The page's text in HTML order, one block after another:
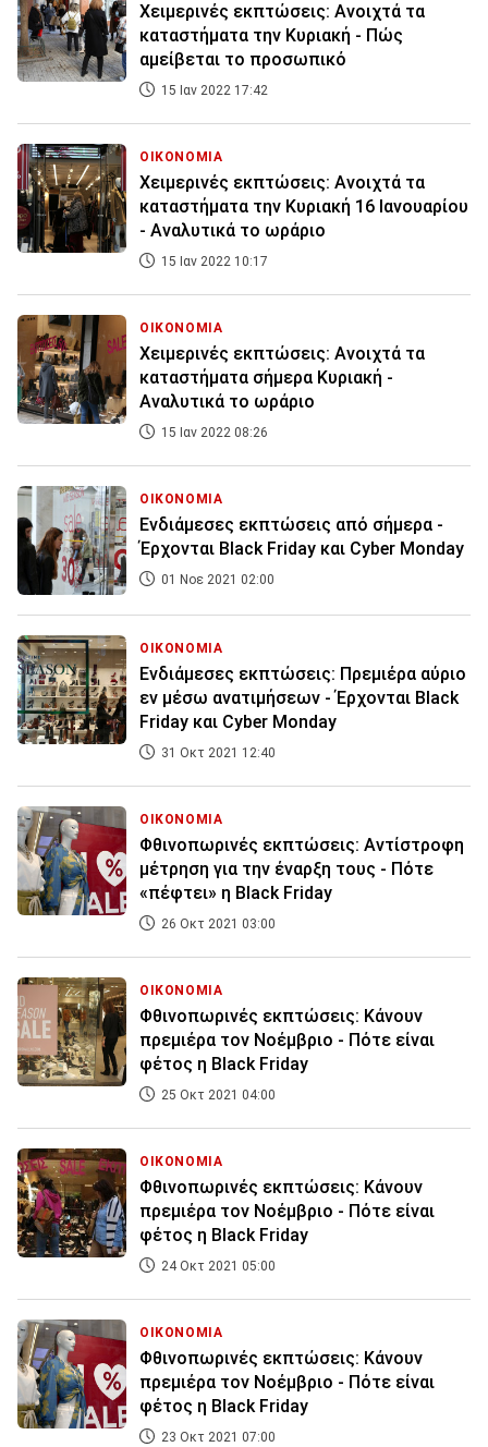
Χειμερινές εκπτώσεις: Ανοιχτά τα
καταστήματα την Κυριακή - Πώς
αμείβεται το προσωπικό
15 Ιαν 2022 17:42
ΟΙΚΟΝΟΜΙΑ
Χειμερινές εκπτώσεις: Ανοιχτά τα
καταστήματα την Κυριακή 16 Ιανουαρίου
- Αναλυτικά το ωράριο
15 Ιαν 2022 10:17
ΟΙΚΟΝΟΜΙΑ
Χειμερινές εκπτώσεις: Ανοιχτά τα
καταστήματα σήμερα Κυριακή -
Αναλυτικά το ωράριο
15 Ιαν 2022 08:26
ΟΙΚΟΝΟΜΙΑ
Ενδιάμεσες εκπτώσεις από σήμερα -
Έρχονται Black Friday και Cyber Monday
01 Νοε 2021 02:00
ΟΙΚΟΝΟΜΙΑ
Ενδιάμεσες εκπτώσεις: Πρεμιέρα αύριο
εν μέσω ανατιμήσεων - Έρχονται Black
Friday και Cyber Monday
31 Οκτ 2021 12:40
ΟΙΚΟΝΟΜΙΑ
Φθινοπωρινές εκπτώσεις: Αντίστροφη
μέτρηση για την έναρξη τους - Πότε
«πέφτει» η Black Friday
26 Οκτ 2021 03:00
ΟΙΚΟΝΟΜΙΑ
Φθινοπωρινές εκπτώσεις: Κάνουν
πρεμιέρα τον Νοέμβριο - Πότε είναι
φέτος η Black Friday
25 Οκτ 2021 04:00
ΟΙΚΟΝΟΜΙΑ
Φθινοπωρινές εκπτώσεις: Κάνουν
πρεμιέρα τον Νοέμβριο - Πότε είναι
φέτος η Black Friday
24 Οκτ 2021 05:00
ΟΙΚΟΝΟΜΙΑ
Φθινοπωρινές εκπτώσεις: Κάνουν
πρεμιέρα τον Νοέμβριο - Πότε είναι
φέτος η Black Friday
23 Οκτ 2021 07:00